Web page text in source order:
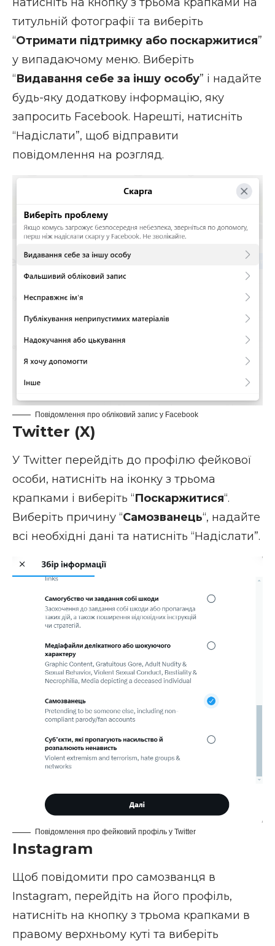
титульній фотографії та виберіть
“Отримати підтримку або поскаржитися”
у випадаючому меню. Виберіть
“Видавання себе за іншу особу” і надайте
будь-яку додаткову інформацію, яку
запросить Facebook. Нарешті, натисніть
“Надіслати”, щоб відправити
повідомлення на розгляд.
Повідомлення про обліковий запис у Facebook
Twitter (X)
У Twitter перейдіть до профілю фейкової
особи, натисніть на іконку з трьома
крапками і виберіть “Поскаржитися“.
Виберіть причину “Самозванець“, надайте
всі необхідні дані та натисніть “Надіслати”.
Повідомлення про фейковий профіль у Twitter
Instagram
Щоб повідомити про самозванця в
Instagram, перейдіть на його профіль,
натисніть на кнопку з трьома крапками в
правому верхньому куті та виберіть